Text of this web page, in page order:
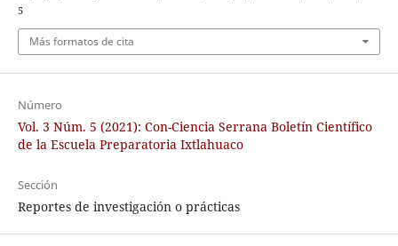
5
Más formatos de cita
Número
Vol. 3 Núm. 5 (2021): Con-Ciencia Serrana Boletín Científico
de la Escuela Preparatoria Ixtlahuaco
Sección
Reportes de investigación o prácticas